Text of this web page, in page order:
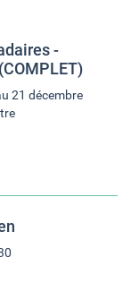
-
21 décembre